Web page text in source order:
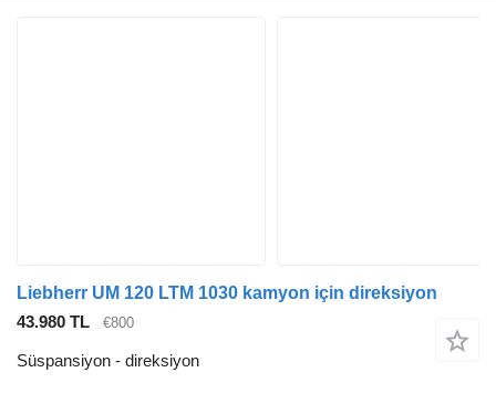
Liebherr UM 120 LTM 1030 kamyon için direksiyon
43.980 TL
€800
Süspansiyon - direksiyon